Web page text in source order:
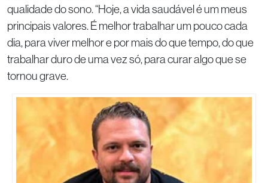
qualidade do sono. “Hoje, a vida saudável é um meus
principais valores. É melhor trabalhar um pouco cada
dia, para viver melhor e por mais do que tempo, do que
trabalhar duro de uma vez só, para curar algo que se
tornou grave.